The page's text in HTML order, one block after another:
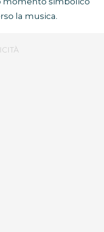
la musica.